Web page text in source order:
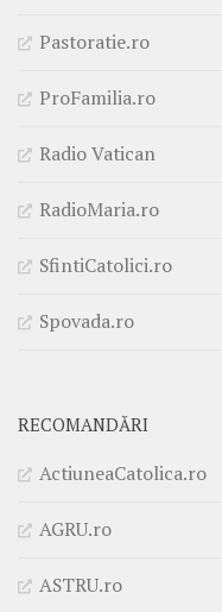
Pastoratie.ro
ProFamilia.ro
Radio Vatican
RadioMaria.ro
SfintiCatolici.ro
Spovada.ro
RECOMANDĂRI
ActiuneaCatolica.ro
AGRU.ro
ASTRU.ro